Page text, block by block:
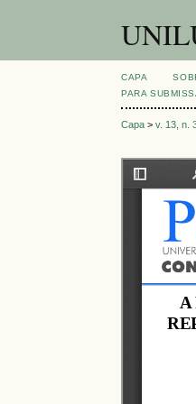
CAPA
PARA
Capa >v. 13, n.